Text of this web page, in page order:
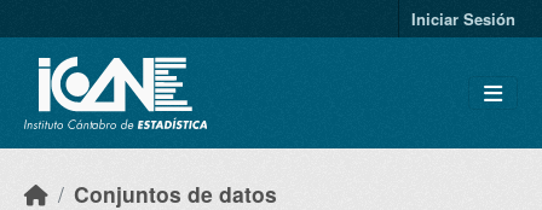
Iniciar Sesión
Conjuntos de datos